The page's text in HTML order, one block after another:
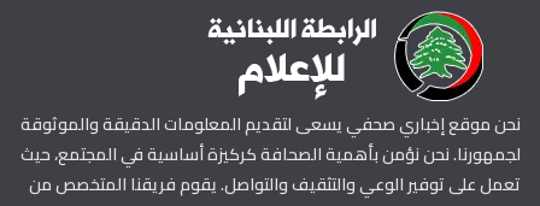
نحن موقع إخباري صحفي يسعى لتقديم المعلومات الدقيقة والموثوقة
لجمهورنا. نحن نؤمن بأهمية الصحافة كركيزة أساسية في المجتمع، حيث
تعمل على توفير الوعي والتثقيف والتواصل. يقوم فريقنا المتخصص من